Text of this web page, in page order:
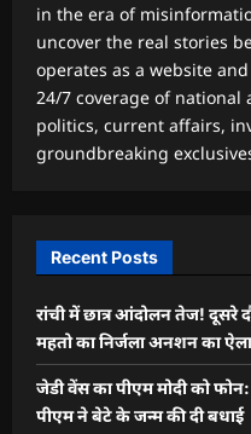
in the era of
uncover the real stories
operates as a website
24/7 coverage of
politics, current affairs,
groundbreaking
Recent Posts
रांची में छात्र आंदोलन तेज! दूसरे
महतो का निर्जला अनशन का
जेडी वेंस का पीएम मोदी को
पीएम ने बेटे के जन्म की दी बधाई